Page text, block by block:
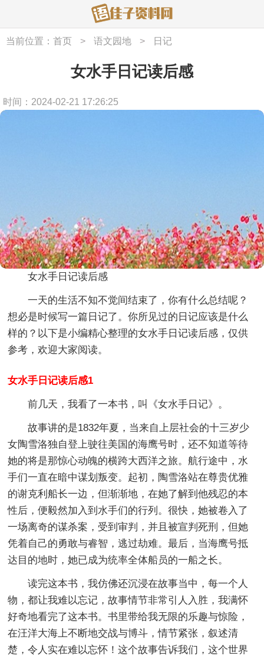
当前位置： 首页 > 语文园地 > 日记
女水手日记读后感
时间：2024-02-21 17:26:25
女水手日记读后感
一天的生活不知不觉间结束了，你有什么总结呢？
想必是时候写一篇日记了。你所见过的日记应该是什么
样的？以下是小编精心整理的女水手日记读后感，仅供
参考，欢迎大家阅读。
女水手日记读后感1
前几天，我看了一本书，叫《女水手日记》。
故事讲的是1832年夏，当来自上层社会的十三岁少
女陶雪洛独自登上驶往美国的海鹰号时，还不知道等待
她的将是那惊心动魄的横跨大西洋之旅。航行途中，水
手们一直在暗中谋划叛变。起初，陶雪洛站在尊贵优雅
的谢克利船长一边，但渐渐地，在她了解到他残忍的本
性后，便毅然加入到水手们的行列。很快，她被卷入了
一场离奇的谋杀案，受到审判，并且被宣判死刑，但她
凭着自己的勇敢与睿智，逃过劫难。最后，当海鹰号抵
达目的地时，她已成为统率全体船员的一船之长。
读完这本书，我仿佛还沉浸在故事当中，每一个人
物，都让我难以忘记，故事情节非常引人入胜，我满怀
好奇地看完了这本书。书里带给我无限的乐趣与惊险，
在汪洋大海上不断地交战与博斗，情节紧张，叙述清
楚，令人实在难以忘怀！这个故事告诉我们，这个世界